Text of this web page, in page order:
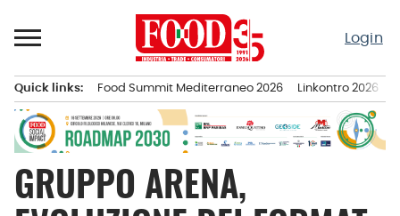
al
Login
principale
Quick links: Food Summit Mediterraneo 2026 Linkontro 2026
GRUPPO ARENA,